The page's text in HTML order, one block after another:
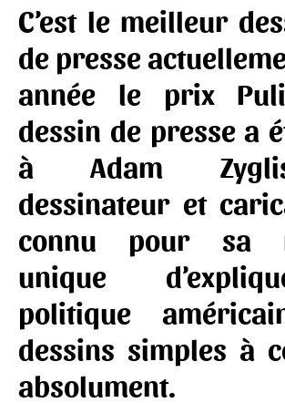
C’est le meilleur
de presse
année le prix
dessin de presse a
à Adam
dessinateur et
connu pour sa
unique
politique
dessins simples à
absolument.